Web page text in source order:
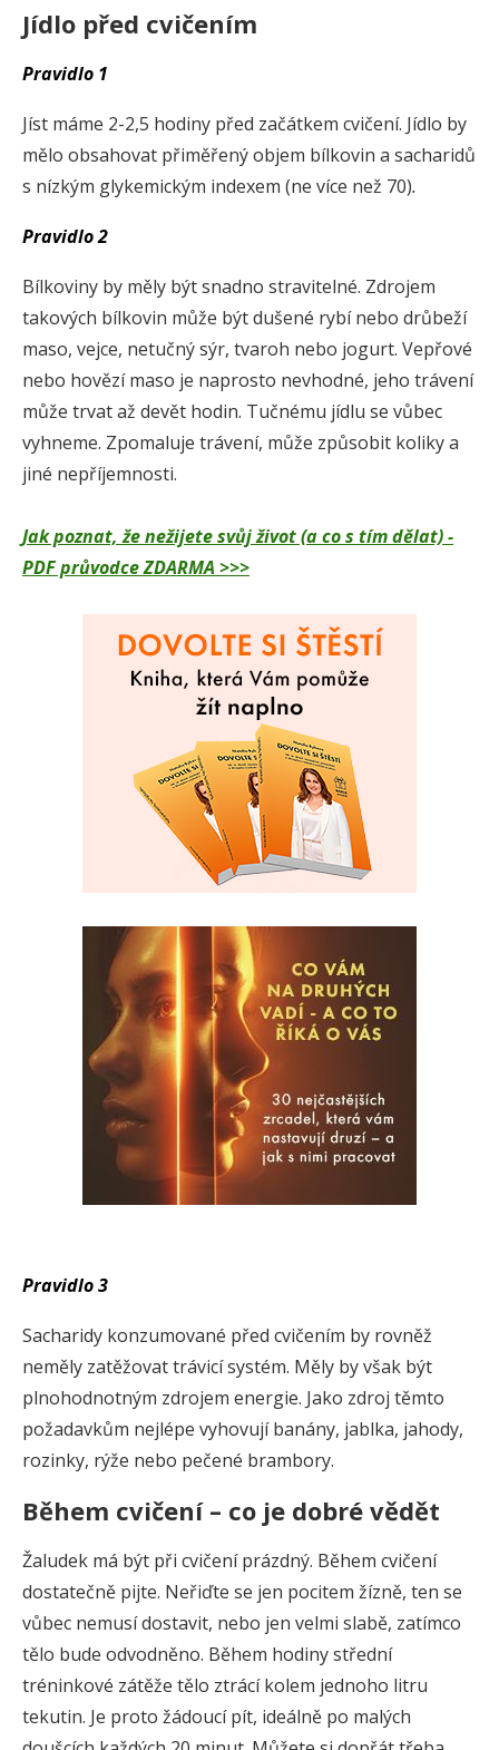
Jídlo před cvičením
Pravidlo 1
Jíst máme 2-2,5 hodiny před začátkem cvičení. Jídlo by
mělo obsahovat přiměřený objem bílkovin a sacharidů
s nízkým glykemickým indexem (ne více než 70).
Pravidlo 2
Bílkoviny by měly být snadno stravitelné. Zdrojem
takových bílkovin může být dušené rybí nebo drůbeží
maso, vejce, netučný sýr, tvaroh nebo jogurt. Vepřové
nebo hovězí maso je naprosto nevhodné, jeho trávení
může trvat až devět hodin. Tučnému jídlu se vůbec
vyhneme. Zpomaluje trávení, může způsobit koliky a
jiné nepříjemnosti.
Jak poznat, že nežijete svůj život (a co s tím dělat) -
PDF průvodce ZDARMA >>>
Pravidlo 3
Sacharidy konzumované před cvičením by rovněž
neměly zatěžovat trávicí systém. Měly by však být
plnohodnotným zdrojem energie. Jako zdroj těmto
požadavkům nejlépe vyhovují banány, jablka, jahody,
rozinky, rýže nebo pečené brambory.
Během cvičení – co je dobré vědět
Žaludek má být při cvičení prázdný. Během cvičení
dostatečně pijte. Neřiďte se jen pocitem žízně, ten se
vůbec nemusí dostavit, nebo jen velmi slabě, zatímco
tělo bude odvodněno. Během hodiny střední
tréninkové zátěže tělo ztrácí kolem jednoho litru
tekutin. Je proto žádoucí pít, ideálně po malých